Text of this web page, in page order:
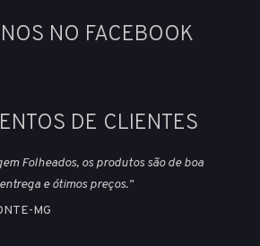
NO FACEBOOK
DE CLIENTES
Folheados, os produtos são de boa
e ótimos preços."
MG